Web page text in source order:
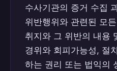
수사기관의 증거 수집
위반행위와 관련된 모
취지와 그 위반의 내용
경위와 회피가능성, 절
하는 권리 또는 법익의